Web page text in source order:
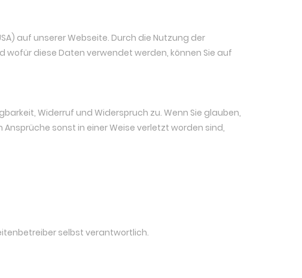
auf unserer Webseite. Durch die Nutzung der
wofür diese Daten verwendet werden, können Sie auf
Widerruf und Widerspruch zu. Wenn Sie glauben,
sonst in einer Weise verletzt worden sind,
selbst verantwortlich.